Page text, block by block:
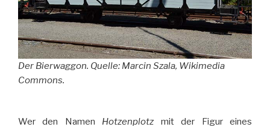
Der Bierwaggon. Quelle: Marcin Szala, Wikimedia
Commons.
Wer den Namen Hotzenplotz mit der Figur eines